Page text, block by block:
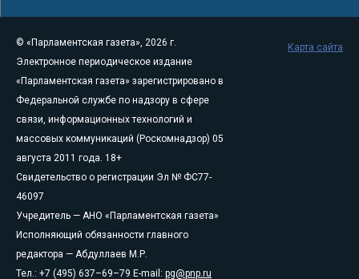
© «Парламентская газета», 2026 г.
Электронное периодическое издание
«Парламентская газета» зарегистрировано в
Федеральной службе по надзору в сфере
связи, информационных технологий и
массовых коммуникаций (Роскомнадзор) 05
августа 2011 года. 18+
Свидетельство о регистрации Эл № ФС77-
46097
Учредитель — АНО «Парламентская газета»
Исполняющий обязанности главного
редактора — Абдуллаев М.Р.
Тел.: +7 (495) 637–69–79 E-mail: pg@pnp.ru
Карта сайта